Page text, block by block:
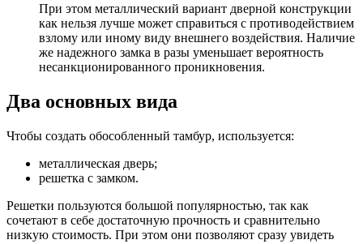
При этом металлический вариант дверной конструкции
как нельзя лучше может справиться с противодействием
взлому или иному виду внешнего воздействия. Наличие
же надежного замка в разы уменьшает вероятность
несанкционированного проникновения.
Два основных вида
Чтобы создать обособленный тамбур, используется:
металлическая дверь;
решетка с замком.
Решетки пользуются большой популярностью, так как
сочетают в себе достаточную прочность и сравнительно
низкую стоимость. При этом они позволяют сразу увидеть